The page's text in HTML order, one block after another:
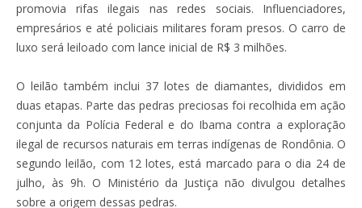
promovia rifas ilegais nas redes sociais. Influenciadores,
empresários e até policiais militares foram presos. O carro de
luxo será leiloado com lance inicial de R$ 3 milhões.
O leilão também inclui 37 lotes de diamantes, divididos em
duas etapas. Parte das pedras preciosas foi recolhida em ação
conjunta da Polícia Federal e do Ibama contra a exploração
ilegal de recursos naturais em terras indígenas de Rondônia. O
segundo leilão, com 12 lotes, está marcado para o dia 24 de
julho, às 9h. O Ministério da Justiça não divulgou detalhes
sobre a origem dessas pedras.